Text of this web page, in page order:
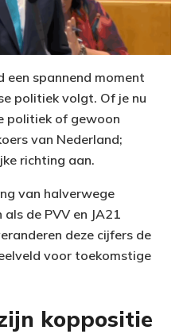
een spannend moment
politiek volgt. Of je nu
politiek of gewoon
van Nederland;
richting aan.
van halverwege
de PVV en JA21
deze cijfers de
voor toekomstige
koppositie